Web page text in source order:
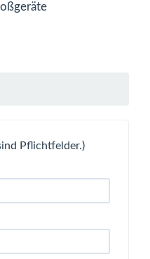
Pflichtfelder.)